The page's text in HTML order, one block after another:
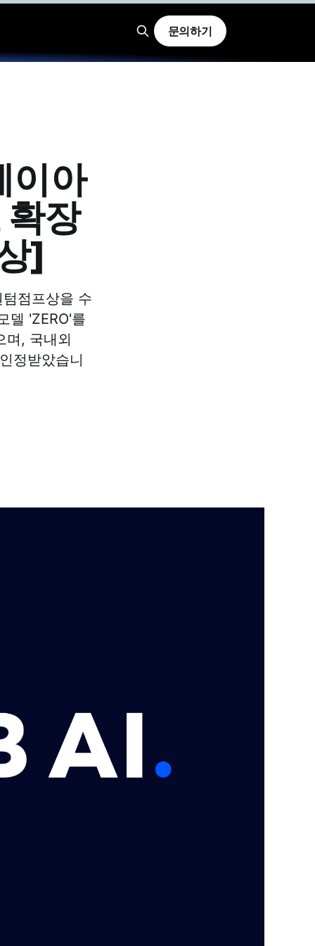
문의하기
이아
장
]
점프상을 수
델 'ZERO'를
며, 국내외
정받았습니